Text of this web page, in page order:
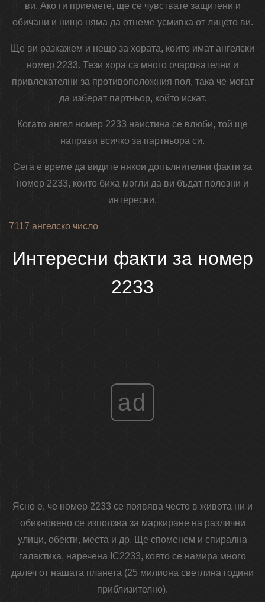
ви. Ако ги приемете, ще се чувствате защитени и
обичани и нищо няма да отнеме усмивка от лицето ви.
Ще ви разкажем и нещо за хората, които имат ангелски
номер 2233. Тези хора са много очарователни и
привлекателни за противоположния пол, така че могат
да изберат партньор, който искат.
Когато ангел номер 2233 наистина се влюби, той ще
направи всичко за партньора си.
Сега е време да видите някои допълнителни факти за
номер 2233, които биха могли да ви бъдат полезни и
интересни.
7117 ангелско число
Интересни факти за номер
2233
ad
Ясно е, че номер 2233 се появява често в живота ни и
обикновено се използва за маркиране на различни
улици, обекти, места и др. Ще споменем и спирална
галактика, наречена IC2233, която се намира много
далеч от нашата планета (25 милиона светлина години
приблизително).